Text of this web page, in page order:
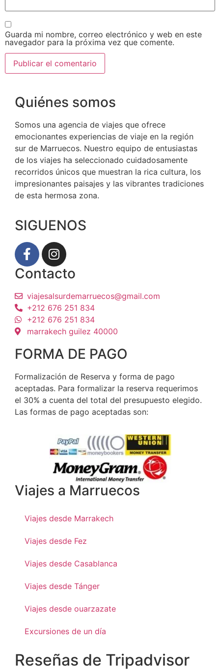
Guarda mi nombre, correo electrónico y web en este
navegador para la próxima vez que comente.
Quiénes somos
Somos una agencia de viajes que ofrece
emocionantes experiencias de viaje en la región
sur de Marruecos. Nuestro equipo de entusiastas
de los viajes ha seleccionado cuidadosamente
recorridos únicos que muestran la rica cultura, los
impresionantes paisajes y las vibrantes tradiciones
de esta hermosa zona.
SIGUENOS
Contacto
viajesalsurdemarruecos@gmail.com
+212 676 251 834
+212 676 251 834
marrakech guilez 40000
FORMA DE PAGO
Formalización de Reserva y forma de pago
aceptadas. Para formalizar la reserva requerimos
el 30% a cuenta del total del presupuesto elegido.
Las formas de pago aceptadas son:
Viajes a Marruecos
Viajes desde Marrakech
Viajes desde Fez
Viajes desde Casablanca
Viajes desde Tánger
Viajes desde ouarzazate
Excursiones de un día
Reseñas de Tripadvisor